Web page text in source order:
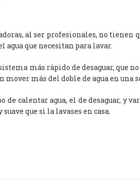
al ser profesionales, no tienen
agua que necesitan para lavar.
más rápido de desaguar, que
mover más del doble de agua en
calentar agua, el de desaguar, y
que si la lavases en casa.